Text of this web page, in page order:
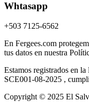
Whtasapp
+503 7125-6562
En Fergees.com
tus datos en nuestra
Estamos registrados en
SCE001-08-2025 ,
Copyright © 2025 El